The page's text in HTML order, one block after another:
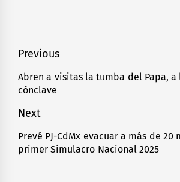
Navegación
de
entradas
Previous
Previous
post:
Abren a visitas la tumba del Papa,
cónclave
Next
Next
post:
Prevé PJ-CdMx evacuar a más de
primer Simulacro Nacional 2025